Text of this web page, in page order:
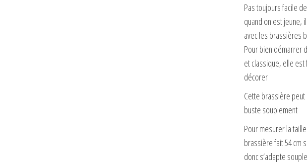
Pas toujours facile
quand on est jeune,
avec les brassières
Pour bien démarrer
et classique, elle est
décorer
Cette brassière
buste souplement
Pour mesurer la
brassière fait 54 cm
donc s’adapte